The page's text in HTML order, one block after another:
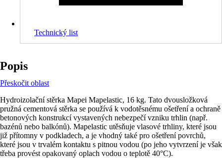
Technický list
Popis
Přeskočit oblast
Hydroizolační stěrka Mapei Mapelastic, 16 kg. Tato dvousložková
pružná cementová stěrka se používá k vodotěsnému ošetření a ochraně
betonových konstrukcí vystavených nebezpečí vzniku trhlin (např.
bazénů nebo balkónů). Mapelastic utěsňuje vlasové trhliny, které jsou
již přítomny v podkladech, a je vhodný také pro ošetření povrchů,
které jsou v trvalém kontaktu s pitnou vodou (po jeho vytvrzení je však
třeba provést opakovaný oplach vodou o teplotě 40°C).